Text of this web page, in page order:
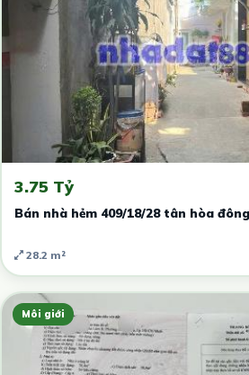
3.75 Tỷ
Bán nhà hẻm 409/18/28 tân hòa
28.2 m²
Môi giới